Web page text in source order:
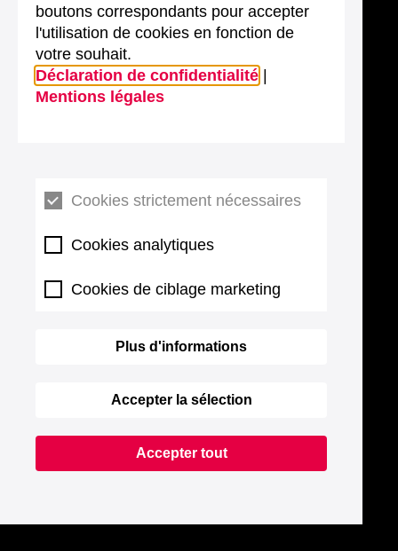
boutons correspondants pour accepter
l'utilisation de cookies en fonction de
votre souhait.
Déclaration de confidentialité
Mentions légales
Cookies strictement nécessaires
Cookies analytiques
Cookies de ciblage marketing
Plus d'informations
Accepter la sélection
Accepter tout